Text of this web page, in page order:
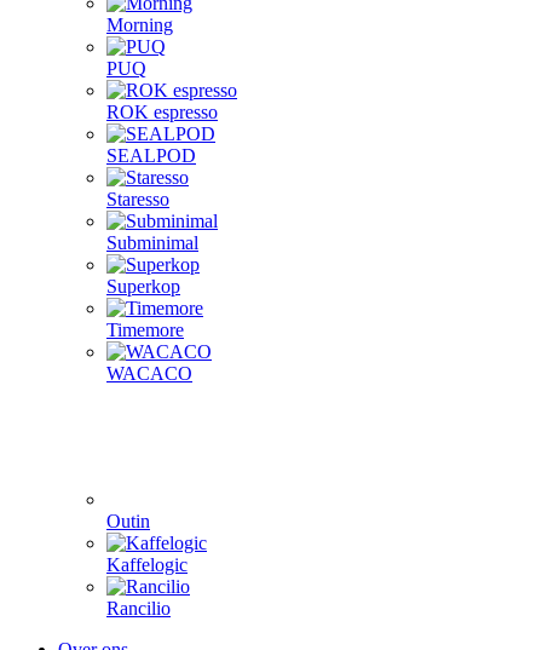
Morning
PUQ
ROK espresso
SEALPOD
Staresso
Subminimal
Superkop
Timemore
WACACO
Outin
Kaffelogic
Rancilio